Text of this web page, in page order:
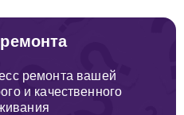
ремонта вашей
и качественного